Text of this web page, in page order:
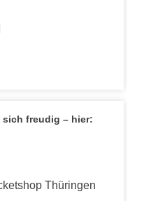
freudig – hier:
Thüringen